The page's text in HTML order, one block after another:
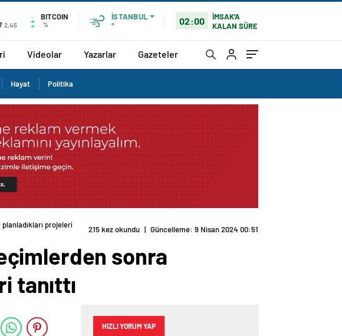
2,45
BITCOIN
%
İSTANBUL
°
02:00
İMSAK'A
KALAN SÜRE
Videolar Yazarlar Gazeteler
Hayat Politika
projeleri
215 kez okundu | Güncelleme: 9 Nisan 2024 00:51
sonra
tanıttı
HIZLI YORUM YAP